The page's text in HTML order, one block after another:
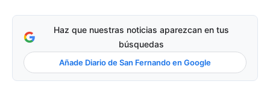
Haz que nuestras noticias aparezcan en tus
búsquedas
Añade Diario de San Fernando en Google